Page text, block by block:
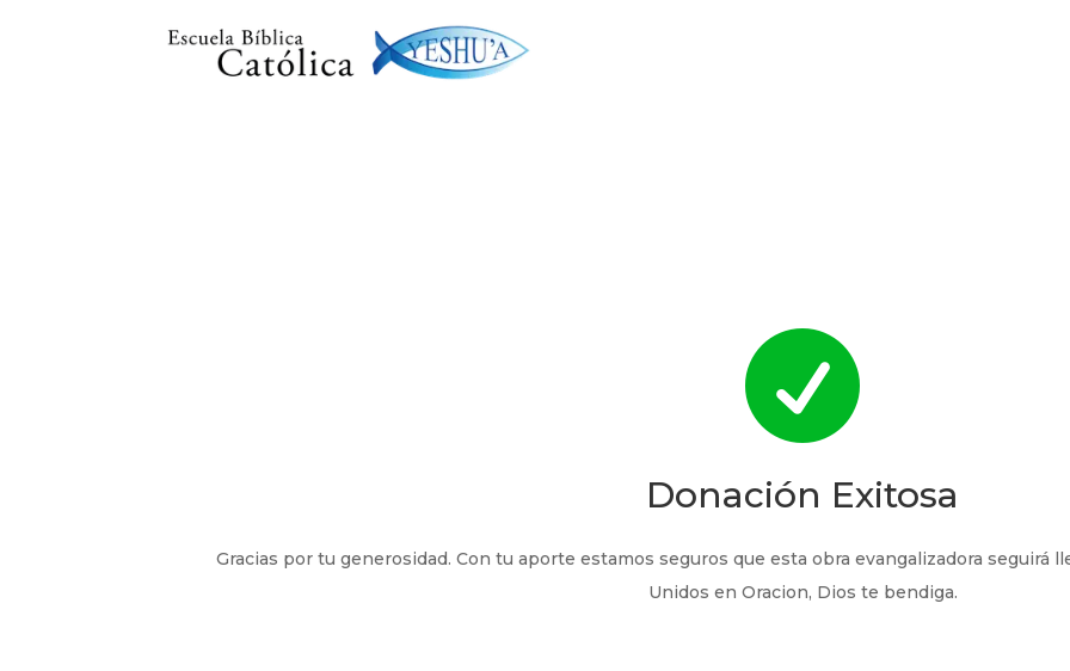

Donación Exitosa
Gracias por tu generosidad. Con tu aporte estamos seguros que esta obra evangalizadora seguirá
Unidos en Oracion, Dios te bendiga.